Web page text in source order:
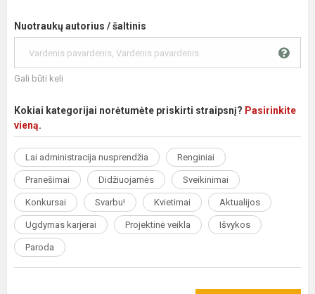
Nuotraukų autorius / šaltinis
Gali būti keli
Kokiai kategorijai norėtumėte priskirti straipsnį? Pasirinkite
vieną.
Lai administracija nusprendžia Renginiai
Pranešimai Didžiuojamės Sveikinimai
Konkursai Svarbu! Kvietimai Aktualijos
Ugdymas karjerai Projektinė veikla Išvykos
Paroda